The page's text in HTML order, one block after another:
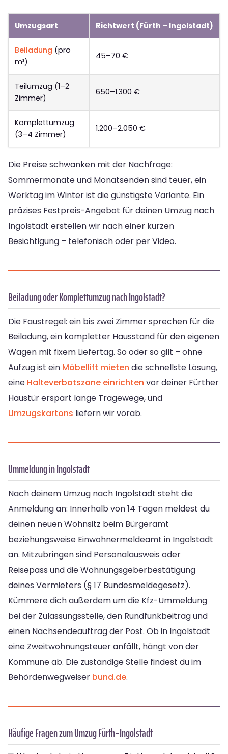
Umzugsart Richtwert (Fürth – Ingolstadt)
Beiladung (pro
m³)
45–70 €
Teilumzug (1–2
Zimmer)
650–1.300 €
Komplettumzug
(3–4 Zimmer)
1.200–2.050 €
Die Preise schwanken mit der Nachfrage:
Sommermonate und Monatsenden sind teuer, ein
Werktag im Winter ist die günstigste Variante. Ein
präzises Festpreis-Angebot für deinen Umzug nach
Ingolstadt erstellen wir nach einer kurzen
Besichtigung – telefonisch oder per Video.
Beiladung oder Komplettumzug nach Ingolstadt?
Die Faustregel: ein bis zwei Zimmer sprechen für die
Beiladung, ein kompletter Hausstand für den eigenen
Wagen mit fixem Liefertag. So oder so gilt – ohne
Aufzug ist ein Möbellift mieten die schnellste Lösung,
eine Halteverbotszone einrichten vor deiner Fürther
Haustür erspart lange Tragewege, und
Umzugskartons liefern wir vorab.
Ummeldung in Ingolstadt
Nach deinem Umzug nach Ingolstadt steht die
Anmeldung an: Innerhalb von 14 Tagen meldest du
deinen neuen Wohnsitz beim Bürgeramt
beziehungsweise Einwohnermeldeamt in Ingolstadt
an. Mitzubringen sind Personalausweis oder
Reisepass und die Wohnungsgeberbestätigung
deines Vermieters (§ 17 Bundesmeldegesetz).
Kümmere dich außerdem um die Kfz-Ummeldung
bei der Zulassungsstelle, den Rundfunkbeitrag und
einen Nachsendeauftrag der Post. Ob in Ingolstadt
eine Zweitwohnungsteuer anfällt, hängt von der
Kommune ab. Die zuständige Stelle findest du im
Behördenwegweiser bund.de.
Häufige Fragen zum Umzug Fürth–Ingolstadt